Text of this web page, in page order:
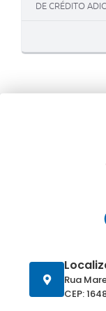
DE CRÉDITO
Rua
CEP: